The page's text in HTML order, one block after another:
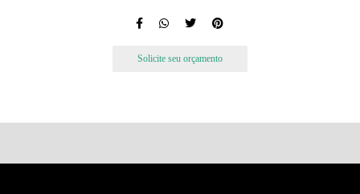
Solicite seu orçamento